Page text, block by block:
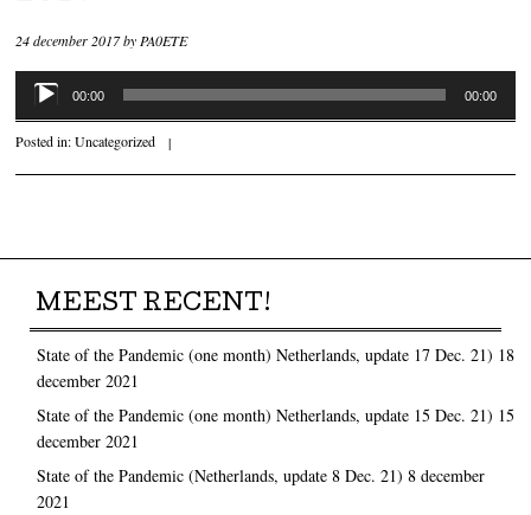
24 december 2017by PA0ETE
Audiospeler
00:00 00:00
Posted in:Uncategorized |
MEEST RECENT!
State of the Pandemic (one month) Netherlands, update 17 Dec. 21) 18
december 2021
State of the Pandemic (one month) Netherlands, update 15 Dec. 21) 15
december 2021
State of the Pandemic (Netherlands, update 8 Dec. 21) 8 december
2021